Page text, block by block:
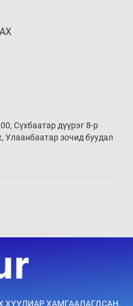
00 мин
30 мин
00 мин
30 мин
Сүхбаатар дүүрэг 8-р
Улаанбаатар зочид буудал
ХУУЛИАР ХАМГААЛАГДСАН.